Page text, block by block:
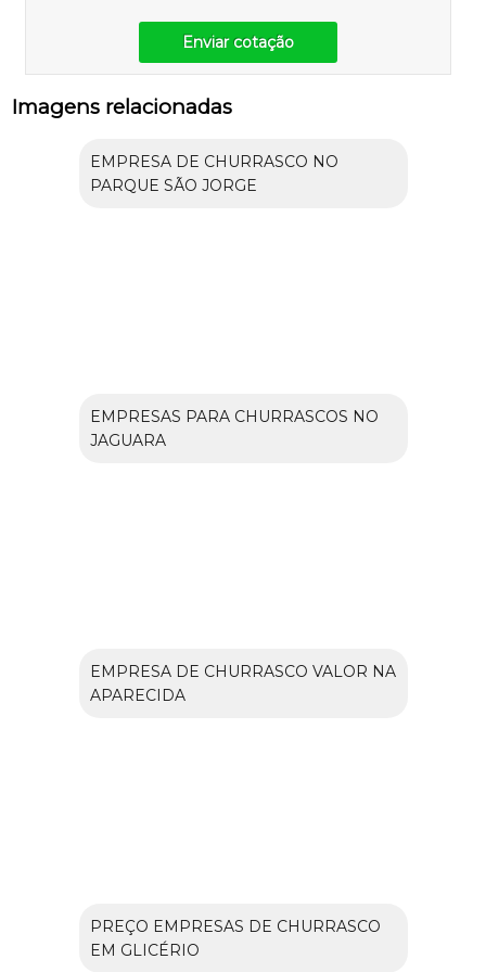
Enviar cotação
Imagens relacionadas
EMPRESA DE CHURRASCO NO
PARQUE SÃO JORGE
EMPRESAS PARA CHURRASCOS NO
JAGUARA
EMPRESA DE CHURRASCO VALOR NA
APARECIDA
PREÇO EMPRESAS DE CHURRASCO
EM GLICÉRIO